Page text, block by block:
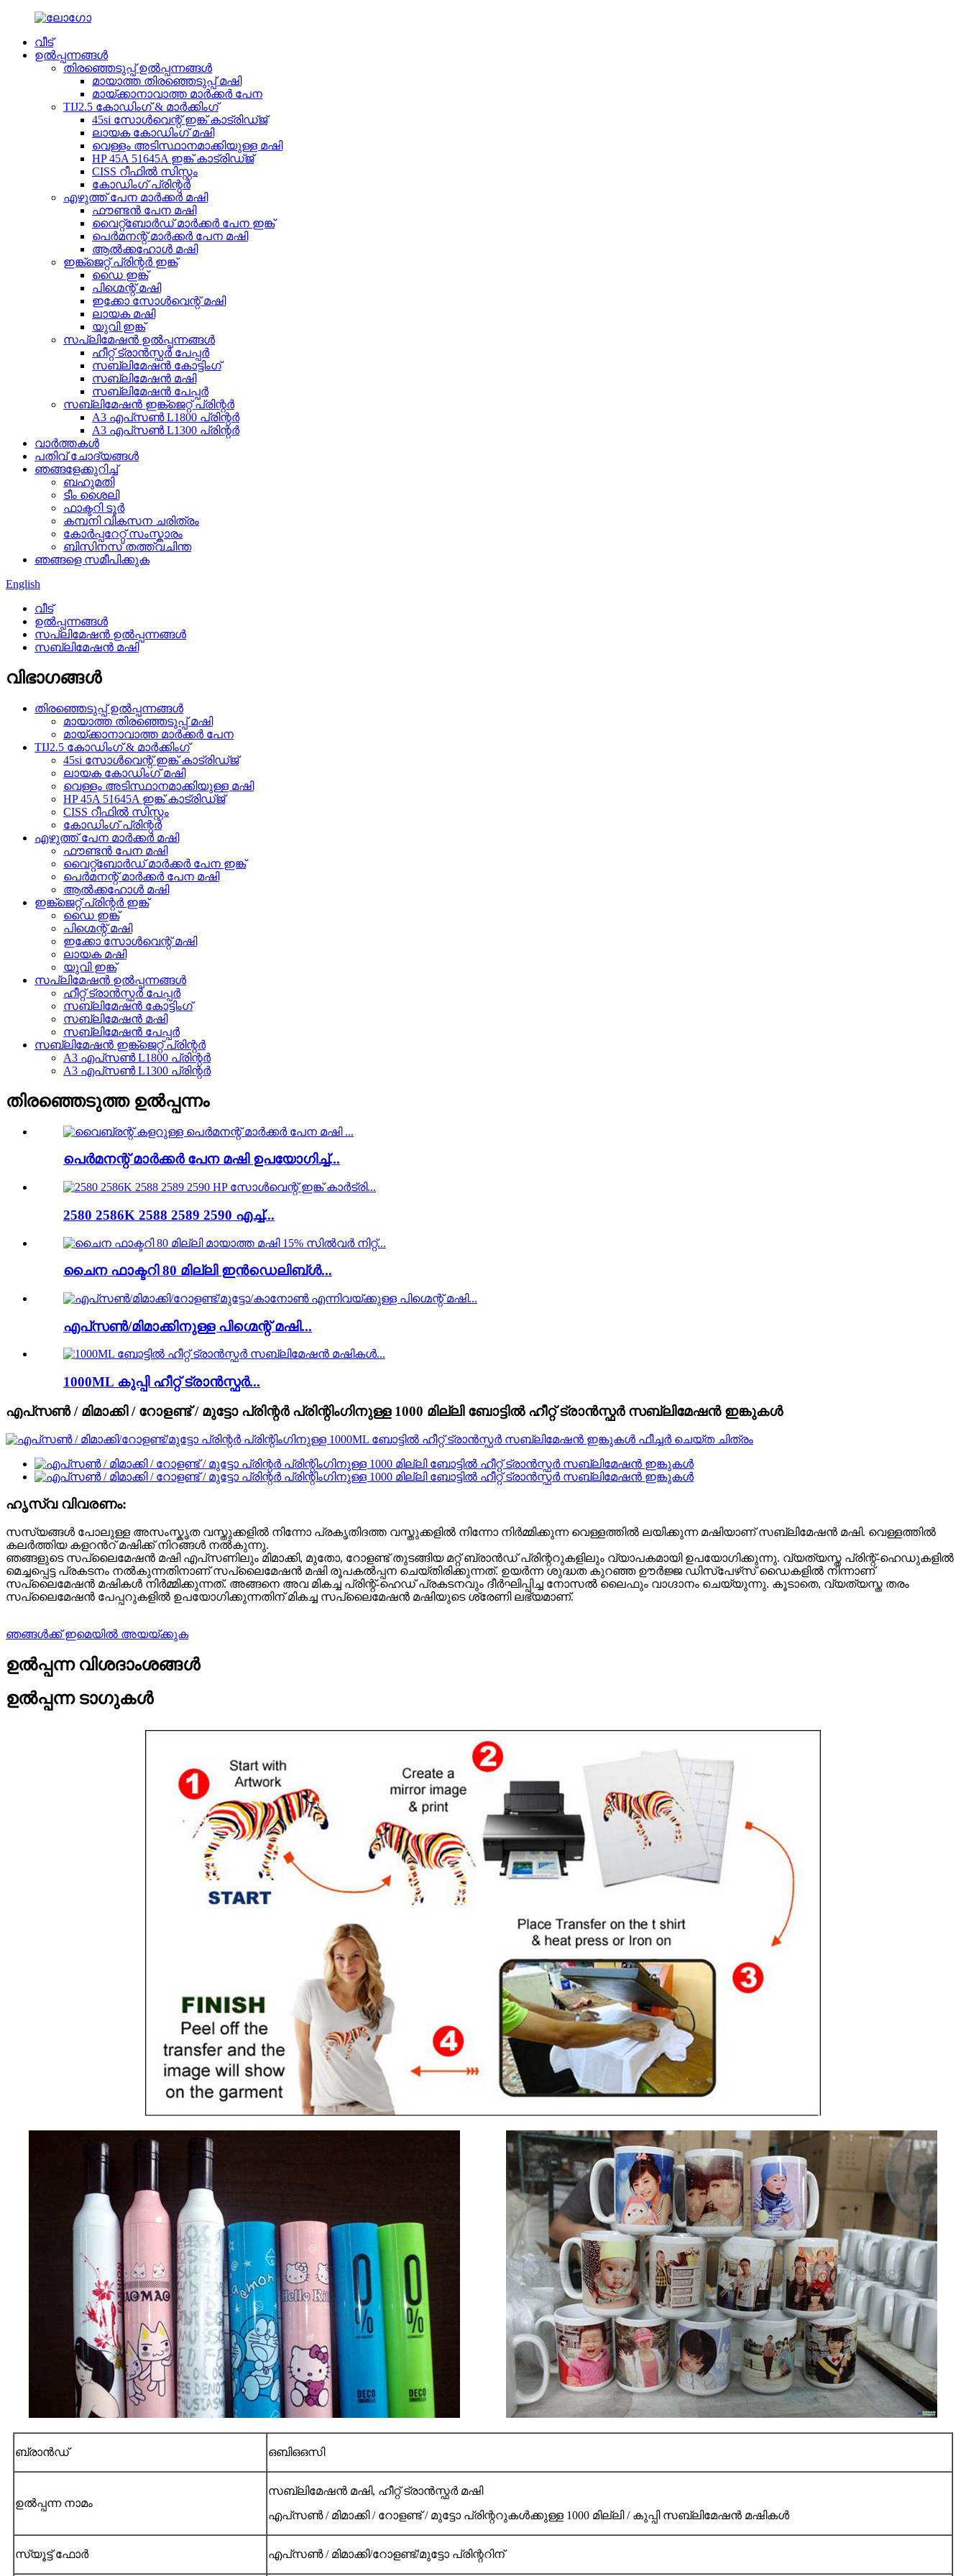
വീട്
ഉൽപ്പന്നങ്ങൾ
തിരഞ്ഞെടുപ്പ് ഉൽപ്പന്നങ്ങൾ
മായാത്ത തിരഞ്ഞെടുപ്പ് മഷി
മായ്ക്കാനാവാത്ത മാർക്കർ പേന
TIJ2.5 കോഡിംഗ് & മാർക്കിംഗ്
45si സോൾവെന്റ് ഇങ്ക് കാട്രിഡ്ജ്
ലായക കോഡിംഗ് മഷി
വെള്ളം അടിസ്ഥാനമാക്കിയുള്ള മഷി
HP 45A 51645A ഇങ്ക് കാട്രിഡ്ജ്
CISS റീഫിൽ സിസ്റ്റം
കോഡിംഗ് പ്രിന്റർ
എഴുത്ത് പേന മാർക്കർ മഷി
ഫൗണ്ടൻ പേന മഷി
വൈറ്റ്‌ബോർഡ് മാർക്കർ പേന ഇങ്ക്
പെർമനന്റ് മാർക്കർ പേന മഷി
ആൽക്കഹോൾ മഷി
ഇങ്ക്ജെറ്റ് പ്രിന്റർ ഇങ്ക്
ഡൈ ഇങ്ക്
പിഗ്മെന്റ് മഷി
ഇക്കോ സോൾവെന്റ് മഷി
ലായക മഷി
യുവി ഇങ്ക്
സപ്ലിമേഷൻ ഉൽപ്പന്നങ്ങൾ
ഹീറ്റ് ട്രാൻസ്ഫർ പേപ്പർ
സബ്ലിമേഷൻ കോട്ടിംഗ്
സബ്ലിമേഷൻ മഷി
സബ്ലിമേഷൻ പേപ്പർ
സബ്ലിമേഷൻ ഇങ്ക്ജെറ്റ് പ്രിന്റർ
A3 എപ്‌സൺ L1800 പ്രിന്റർ
A3 എപ്‌സൺ L1300 പ്രിന്റർ
വാർത്തകൾ
പതിവ് ചോദ്യങ്ങൾ
ഞങ്ങളേക്കുറിച്ച്
ബഹുമതി
ടീം ശൈലി
ഫാക്ടറി ടൂർ
കമ്പനി വികസന ചരിത്രം
കോർപ്പറേറ്റ് സംസ്കാരം
ബിസിനസ് തത്ത്വചിന്ത
ഞങ്ങളെ സമീപിക്കുക
English
വീട്
ഉൽപ്പന്നങ്ങൾ
സപ്ലിമേഷൻ ഉൽപ്പന്നങ്ങൾ
സബ്ലിമേഷൻ മഷി
വിഭാഗങ്ങൾ
തിരഞ്ഞെടുപ്പ് ഉൽപ്പന്നങ്ങൾ
മായാത്ത തിരഞ്ഞെടുപ്പ് മഷി
മായ്ക്കാനാവാത്ത മാർക്കർ പേന
TIJ2.5 കോഡിംഗ് & മാർക്കിംഗ്
45si സോൾവെന്റ് ഇങ്ക് കാട്രിഡ്ജ്
ലായക കോഡിംഗ് മഷി
വെള്ളം അടിസ്ഥാനമാക്കിയുള്ള മഷി
HP 45A 51645A ഇങ്ക് കാട്രിഡ്ജ്
CISS റീഫിൽ സിസ്റ്റം
കോഡിംഗ് പ്രിന്റർ
എഴുത്ത് പേന മാർക്കർ മഷി
ഫൗണ്ടൻ പേന മഷി
വൈറ്റ്‌ബോർഡ് മാർക്കർ പേന ഇങ്ക്
പെർമനന്റ് മാർക്കർ പേന മഷി
ആൽക്കഹോൾ മഷി
ഇങ്ക്ജെറ്റ് പ്രിന്റർ ഇങ്ക്
ഡൈ ഇങ്ക്
പിഗ്മെന്റ് മഷി
ഇക്കോ സോൾവെന്റ് മഷി
ലായക മഷി
യുവി ഇങ്ക്
സപ്ലിമേഷൻ ഉൽപ്പന്നങ്ങൾ
ഹീറ്റ് ട്രാൻസ്ഫർ പേപ്പർ
സബ്ലിമേഷൻ കോട്ടിംഗ്
സബ്ലിമേഷൻ മഷി
സബ്ലിമേഷൻ പേപ്പർ
സബ്ലിമേഷൻ ഇങ്ക്ജെറ്റ് പ്രിന്റർ
A3 എപ്‌സൺ L1800 പ്രിന്റർ
A3 എപ്‌സൺ L1300 പ്രിന്റർ
തിരഞ്ഞെടുത്ത ഉൽപ്പന്നം
പെർമനന്റ് മാർക്കർ പേന മഷി ഉപയോഗിച്ച്...
2580 2586K 2588 2589 2590 എച്ച്...
ചൈന ഫാക്ടറി 80 മില്ലി ഇൻഡെലിബ്ൾ...
എപ്‌സൺ/മിമാക്കിനുള്ള പിഗ്മെന്റ് മഷി...
1000ML കുപ്പി ഹീറ്റ് ട്രാൻസ്ഫർ...
എപ്‌സൺ / മിമാക്കി / റോളണ്ട് / മുട്ടോ പ്രിന്റർ പ്രിന്റിംഗിനുള്ള 1000 മില്ലി ബോട്ടിൽ ഹീറ്റ് ട്രാൻസ്ഫർ സബ്ലിമേഷൻ ഇങ്കുകൾ
ഹൃസ്വ വിവരണം:
സസ്യങ്ങള്‍ പോലുള്ള അസംസ്കൃത വസ്തുക്കളില്‍ നിന്നോ പ്രകൃതിദത്ത വസ്തുക്കളില്‍ നിന്നോ നിര്‍മ്മിക്കുന്ന വെള്ളത്തില്‍ ലയിക്കുന്ന മഷിയാണ് സബ്ലിമേഷന്‍ മഷി. വെള്ളത്തില്‍
കലര്‍ത്തിയ കളറന്‍റ് മഷിക്ക് നിറങ്ങള്‍ നല്‍കുന്നു.
ഞങ്ങളുടെ സപ്ലൈമേഷൻ മഷി എപ്‌സണിലും മിമാക്കി, മുതോ, റോളണ്ട് തുടങ്ങിയ മറ്റ് ബ്രാൻഡ് പ്രിന്ററുകളിലും വ്യാപകമായി ഉപയോഗിക്കുന്നു. വ്യത്യസ്ത പ്രിന്റ്-ഹെഡുകളിൽ
മെച്ചപ്പെട്ട പ്രകടനം നൽകുന്നതിനാണ് സപ്ലൈമേഷൻ മഷി രൂപകൽപ്പന ചെയ്തിരിക്കുന്നത്. ഉയർന്ന ശുദ്ധത കുറഞ്ഞ ഊർജ്ജ ഡിസ്പേഴ്‌സ് ഡൈകളിൽ നിന്നാണ്
സപ്ലൈമേഷൻ മഷികൾ നിർമ്മിക്കുന്നത്. അങ്ങനെ അവ മികച്ച പ്രിന്റ്-ഹെഡ് പ്രകടനവും ദീർഘിപ്പിച്ച നോസൽ ലൈഫും വാഗ്ദാനം ചെയ്യുന്നു. കൂടാതെ, വ്യത്യസ്ത തരം
സപ്ലൈമേഷൻ പേപ്പറുകളിൽ ഉപയോഗിക്കുന്നതിന് മികച്ച സപ്ലൈമേഷൻ മഷിയുടെ ശ്രേണി ലഭ്യമാണ്.
ഞങ്ങൾക്ക് ഇമെയിൽ അയയ്ക്കുക
ഉൽപ്പന്ന വിശദാംശങ്ങൾ
ഉൽപ്പന്ന ടാഗുകൾ
ബ്രാൻഡ് ഒബിഒഒസി
ഉൽപ്പന്ന നാമം
സബ്ലിമേഷൻ മഷി, ഹീറ്റ് ട്രാൻസ്ഫർ മഷി
എപ്‌സൺ / മിമാക്കി / റോളണ്ട് / മുട്ടോ പ്രിന്ററുകൾക്കുള്ള 1000 മില്ലി / കുപ്പി സബ്ലിമേഷൻ മഷികൾ
സ്യൂട്ട് ഫോർ എപ്‌സൺ / മിമാക്കി/റോളണ്ട്/മുട്ടോ പ്രിന്ററിന്